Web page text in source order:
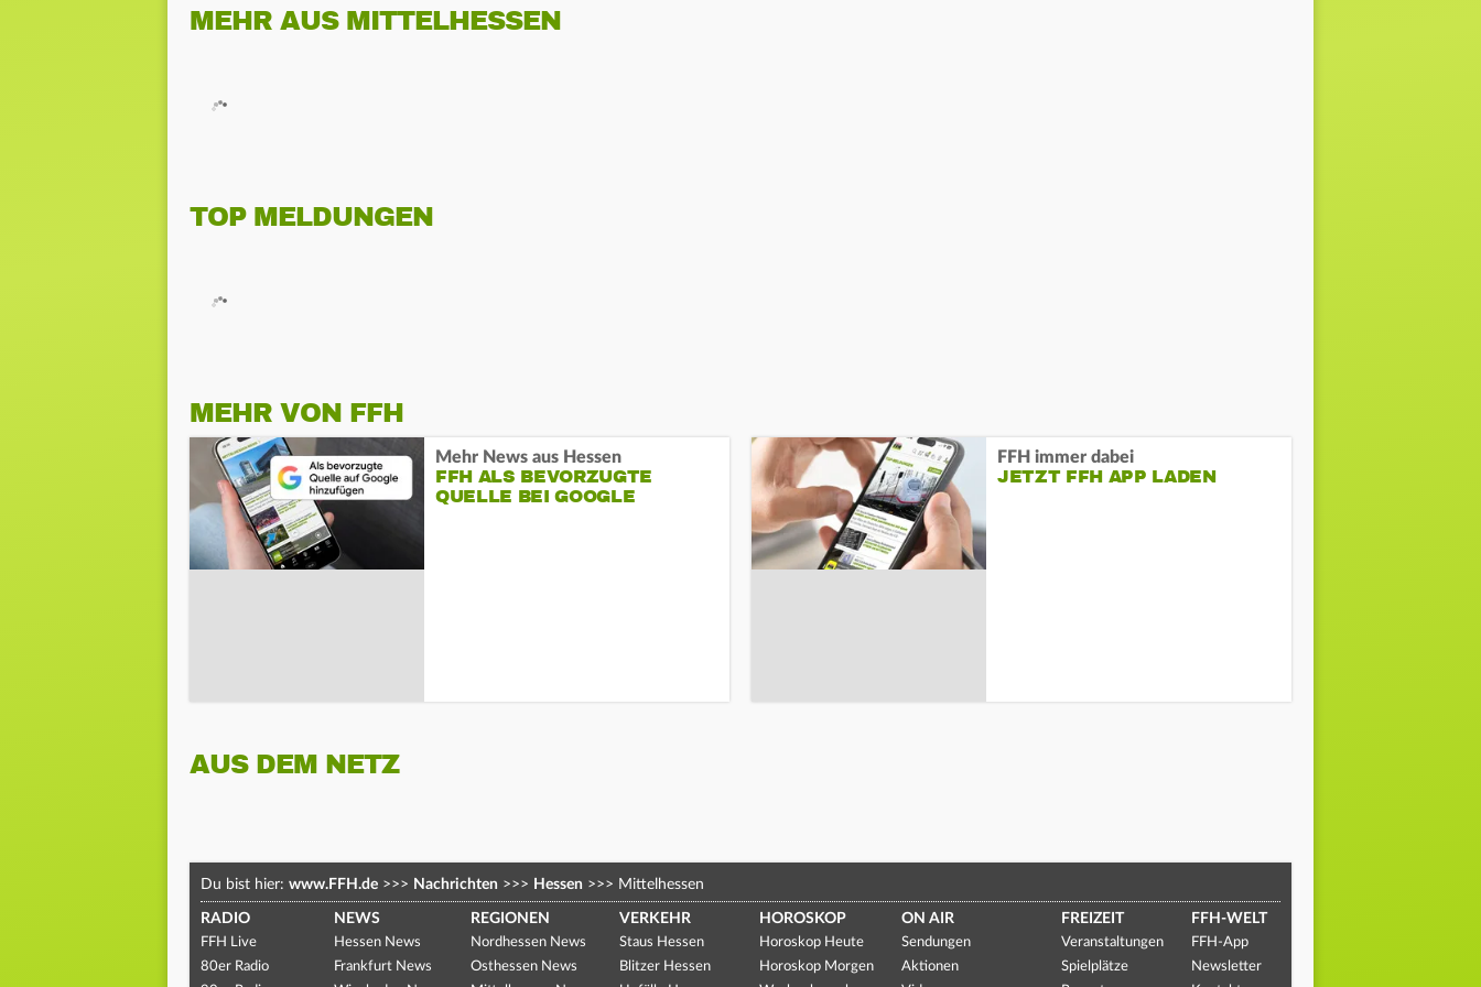
MEHR AUS MITTELHESSEN
TOP MELDUNGEN
MEHR VON FFH
Mehr News aus Hessen
FFH ALS BEVORZUGTE
QUELLE BEI GOOGLE
FFH immer dabei
JETZT FFH APP LADEN
AUS DEM NETZ
Du bist hier: www.FFH.de >>> Nachrichten >>> Hessen >>> Mittelhessen
RADIO
FFH Live
80er Radio
NEWS
Hessen News
Frankfurt News
REGIONEN
Nordhessen News
Osthessen News
VERKEHR
Staus Hessen
Blitzer Hessen
HOROSKOP
Horoskop Heute
Horoskop Morgen
ON AIR
Sendungen
Aktionen
FREIZEIT
Veranstaltungen
Spielplätze
FFH-WELT
FFH-App
Newsletter